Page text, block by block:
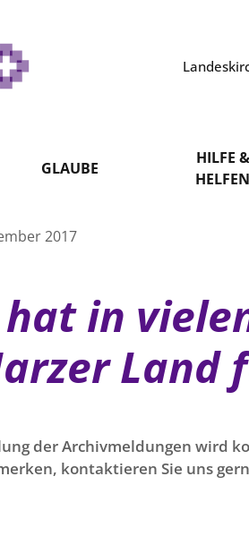
GLAUBE
HILFE &
HELFEN
2017
in
Land
der Archivmeldungen wird
kontaktieren Sie uns